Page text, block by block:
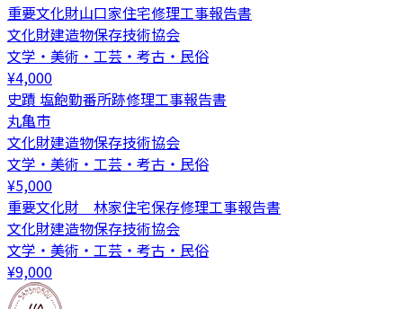
重要文化財山口家住宅修理工事報告書
文化財建造物保存技術協会
文学・美術・工芸・考古・民俗
¥4,000
史蹟 塩飽勤番所跡修理工事報告書
丸亀市
文化財建造物保存技術協会
文学・美術・工芸・考古・民俗
¥5,000
重要文化財 林家住宅保存修理工事報告書
文化財建造物保存技術協会
文学・美術・工芸・考古・民俗
¥9,000